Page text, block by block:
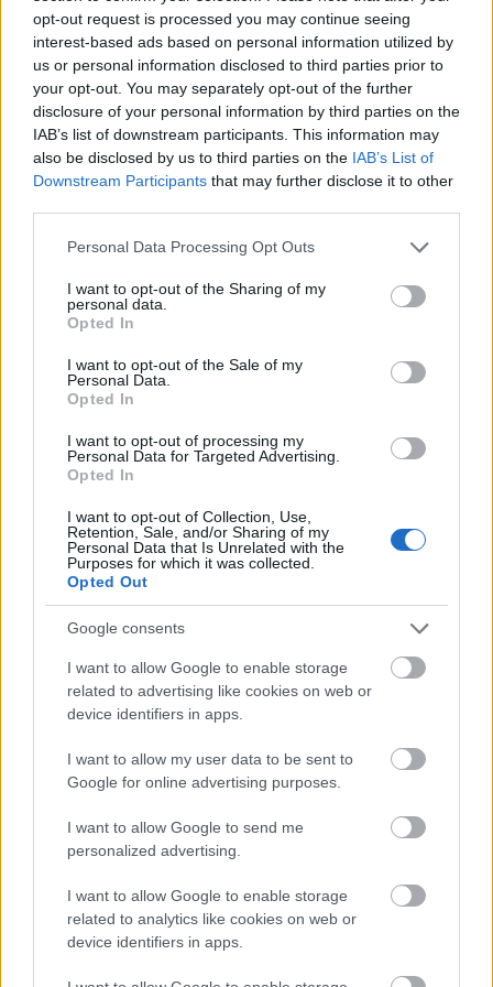
opt-out request is processed you may continue seeing
interest-based ads based on personal information utilized by
us or personal information disclosed to third parties prior to
your opt-out. You may separately opt-out of the further
disclosure of your personal information by third parties on the
IAB’s list of downstream participants. This information may
also be disclosed by us to third parties on the IAB’s List of
Downstream Participants that may further disclose it to other
Please note that this website/app uses one or more Google
not limited to your visit or usage behaviour. You may click to
grant or deny consent to Google and its third-party tags to
use your data for below specified purposes in below Google
consent section.
Personal Data Processing Opt Outs
I want to opt-out of the Sharing of my
personal data.
Opted In
I want to opt-out of the Sale of my
Personal Data.
Opted In
I want to opt-out of processing my
Personal Data for Targeted Advertising.
Opted In
I want to opt-out of Collection, Use,
Retention, Sale, and/or Sharing of my
Personal Data that Is Unrelated with the
Purposes for which it was collected.
Opted Out
Google consents
I want to allow Google to enable storage
related to advertising like cookies on web or
device identifiers in apps.
I want to allow my user data to be sent to
Google for online advertising purposes.
I want to allow Google to send me
personalized advertising.
I want to allow Google to enable storage
related to analytics like cookies on web or
device identifiers in apps.
comment:com Október végétől jönnek a CNN hírei az ATV-re
2018.10.08 12:07:52
kötött megállapodást, aminek első kézzel fogható eredményét
17 órakor indul a Newsroom című új műsor, amiben a CNN
legfontosabb hírei láthatóak, magyarul. A műsort Bombera…..
Neocon 2018.10.08 13:30:20
Helyes, helyes.
comment:com A Narnia lett a Netflix válasza a Trónok Harcára
A Netflix is megtalálta a maga fantasy aranytojást tojó tyúkját – a
streamingszolgáltató szerdán bejelentette, hogy (újra)
feldolgozzák C. S. Lewis fantasyvilágát, a Narniát, ráadásul
egyből filmekben és sorozatokban is gondolkodnak a
hétrészes regénysorozat alapján. Azt viszont egyelőre nem
tudni,…..
Neocon 2018.10.03 23:56:32
@JJ77JJ: Hu bakker, pont ezt akartam irni! A francnak kell
comment:com
Visszatér az Elfeledve amnéziás FBI-